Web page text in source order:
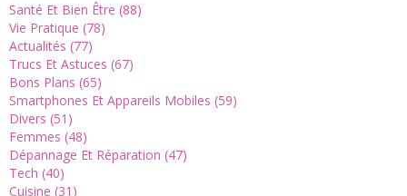
Santé Et Bien Être (88)
Vie Pratique (78)
Actualités (77)
Trucs Et Astuces (67)
Bons Plans (65)
Smartphones Et Appareils Mobiles (59)
Divers (51)
Femmes (48)
Dépannage Et Réparation (47)
Tech (40)
Cuisine (31)